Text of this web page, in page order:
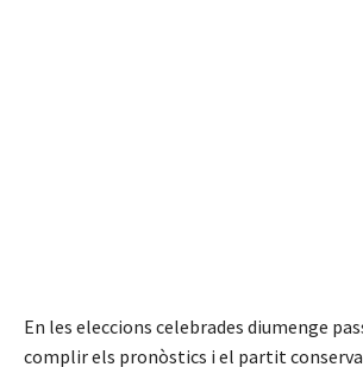
En les eleccions celebrades diumenge
complir els pronòstics i el partit